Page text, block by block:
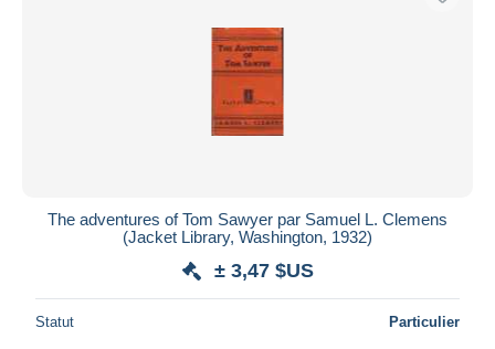
The adventures of Tom Sawyer par Samuel L. Clemens
(Jacket Library, Washington, 1932)
± 3,47 $US
Statut Particulier